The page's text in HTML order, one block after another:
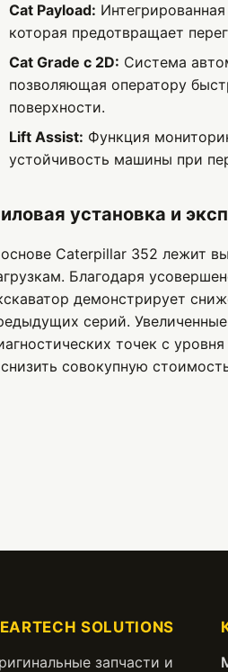
Cat Payload:
которая предотвращает
Cat Grade с 2D: Система
позволяющая оператору
поверхности.
Lift Assist: Функция
устойчивость машины при
установка и
Caterpillar 352 лежит
Благодаря
демонстрирует
серий.
точек с
совокупную
SOLUTIONS
запчасти и